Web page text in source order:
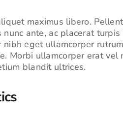
maximus libero.
ante, ac placerat
eget ullamcorper
Morbi ullamcorper erat vel
blandit ultrices.